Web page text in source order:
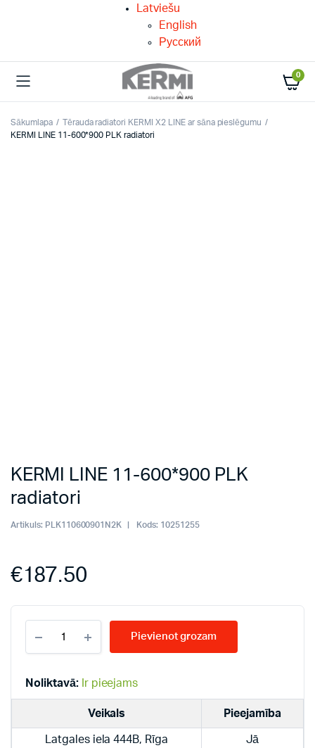
Latviešu
English
Русский
0
Sākumlapa
Tērauda radiatori KERMI X2 LINE ar sāna pieslēgumu
KERMI LINE 11-600*900 PLK radiatori
KERMI LINE 11-600*900 PLK
radiatori
Artikuls: PLK110600901N2K Kods: 10251255
€187.50
LINE
11-
PLK
Pievienot grozam
Noliktavā: Ir pieejams
Veikals Pieejamība
Latgales iela 444B, Rīga Jā